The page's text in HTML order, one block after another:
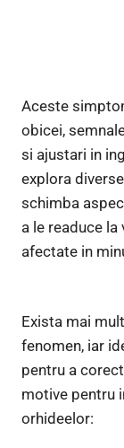
Aceste
obicei,
si ajustari in
explora
schimba
a le readuce
afectate in
Exista mai
fenomen, iar
pentru a
motive pentru
orhideelor: